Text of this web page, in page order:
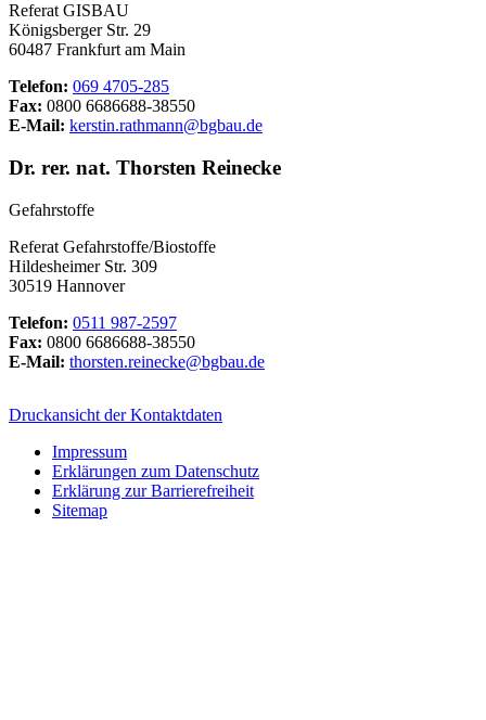
Referat GISBAU
Königsberger Str. 29
60487 Frankfurt am Main
Telefon: 069 4705-285
Fax: 0800 6686688-38550
E-Mail: kerstin.rathmann@bgbau.de
Dr. rer. nat. Thorsten Reinecke
Gefahrstoffe
Referat Gefahrstoffe/Biostoffe
Hildesheimer Str. 309
30519 Hannover
Telefon: 0511 987-2597
Fax: 0800 6686688-38550
E-Mail: thorsten.reinecke@bgbau.de
Druckansicht der Kontaktdaten
Impressum
Erklärungen zum Datenschutz
Erklärung zur Barrierefreiheit
Sitemap